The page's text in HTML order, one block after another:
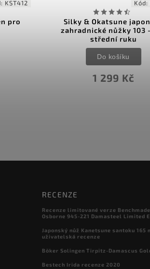
KST412
pro
Kód:
Silky & Okatsune
zahradnické nůžky 103
střední ruku
1 299 Kč
Do košíku
RECENZE
Recenze limitované verze
Osborne 945-221 Damasteel Limited
Japonský nůž Kanetsune santoku 165
uživatelská recenze
Böker Solingen Tirpitz-Damascus
Bestech Irida recenze 2020